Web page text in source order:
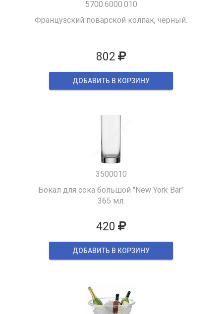
5700.6000.010
Французский поварской колпак, черный.
802
ДОБАВИТЬ В КОРЗИНУ
3500010
Бокал для сока большой "New York Bar"
365 мл.
420
ДОБАВИТЬ В КОРЗИНУ